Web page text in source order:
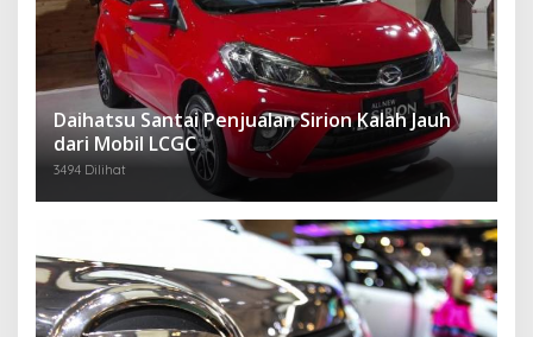
Daihatsu Santai Penjualan Sirion Kalah Jauh
dari Mobil LCGC
3494 Dilihat